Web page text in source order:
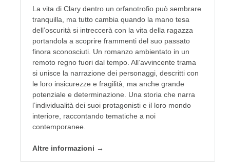
La vita di Clary dentro un orfanotrofio può sembrare
tranquilla, ma tutto cambia quando la mano tesa
dell’oscurità si intreccerà con la vita della ragazza
portandola a scoprire frammenti del suo passato
finora sconosciuti. Un romanzo ambientato in un
remoto regno fuori dal tempo. All’avvincente trama
si unisce la narrazione dei personaggi, descritti con
le loro insicurezze e fragilità, ma anche grande
potenziale e determinazione. Una storia che narra
l’individualità dei suoi protagonisti e il loro mondo
interiore, raccontando tematiche a noi
contemporanee.
Altre informazioni →